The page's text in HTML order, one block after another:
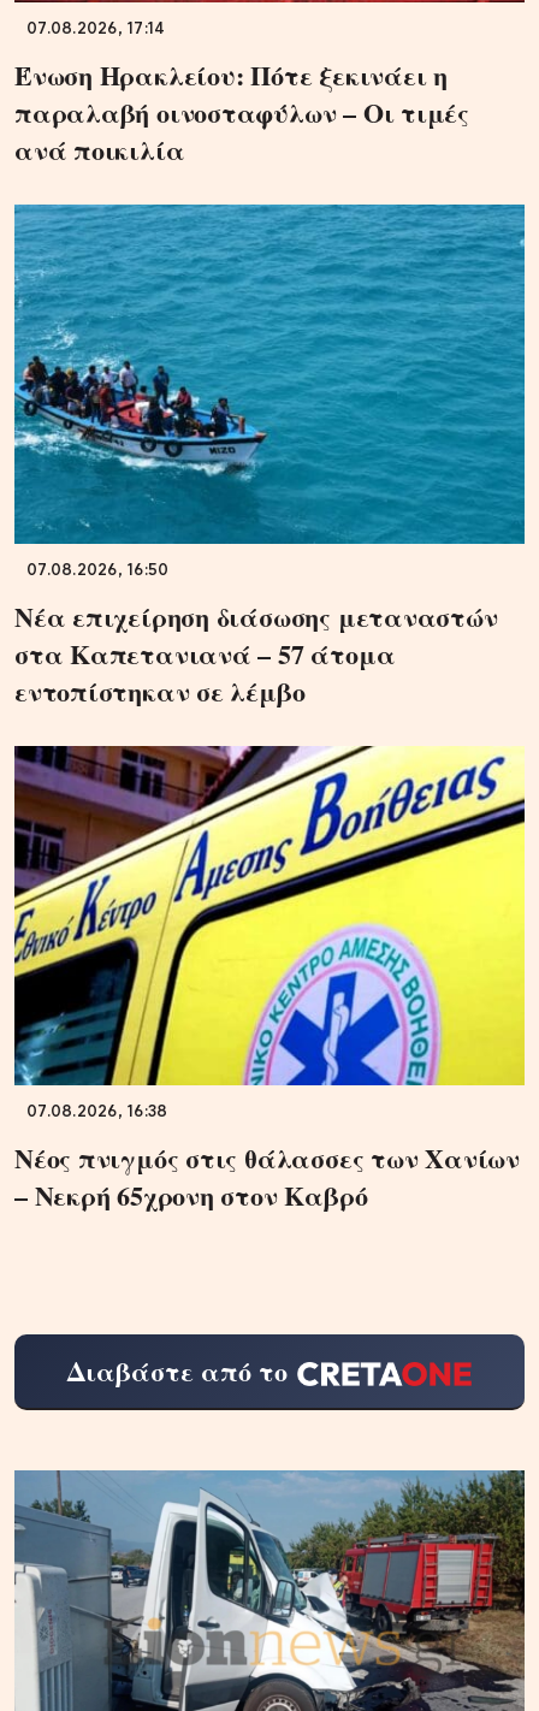
07.08.2026, 17:14
Ένωση Ηρακλείου: Πότε ξεκινάει η
παραλαβή οινοσταφύλων – Οι τιμές
ανά ποικιλία
07.08.2026, 16:50
Νέα επιχείρηση διάσωσης μεταναστών
στα Καπετανιανά – 57 άτομα
εντοπίστηκαν σε λέμβο
07.08.2026, 16:38
Νέος πνιγμός στις θάλασσες των Χανίων
– Νεκρή 65χρονη στον Καβρό
Διαβάστε από το